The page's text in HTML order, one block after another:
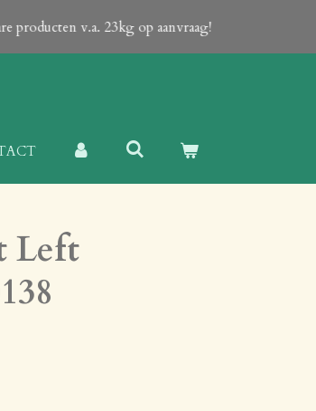
producten v.a. 23kg op aanvraag!
Left